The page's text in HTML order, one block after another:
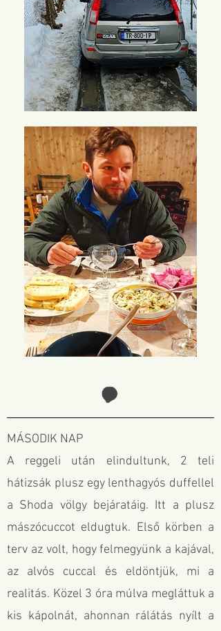
MÁSODIK NAP
A reggeli után elindultunk, 2 teli
hátizsák plusz egy lenthagyós duffellel
a Shoda völgy bejáratáig. Itt a plusz
mászócuccot eldugtuk. Első körben a
terv az volt, hogy felmegyünk a kajával,
az alvós cuccal és eldöntjük, mi a
realitás. Közel 3 óra múlva megláttuk a
kis kápolnát, ahonnan rálátás nyílt a